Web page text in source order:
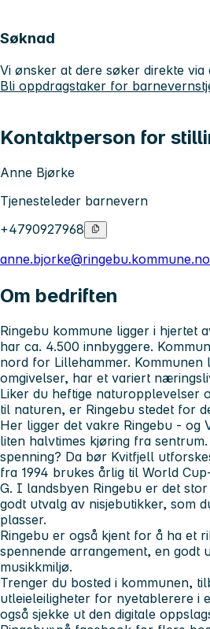
Søknad
Vi ønsker at dere søker direkte via
Bli oppdragstaker for
Kontaktperson for
Anne Bjørke
Tjenesteleder barnevern
+4790927968
anne.bjorke@ringebu.kommune.no
Om bedriften
Ringebu kommune ligger i hjertet
har ca. 4.500 innbyggere.
nord for Lillehammer. Kommunen
omgivelser, har et variert
Liker du heftige naturopplevelser
til naturen, er Ringebu stedet for
Her ligger det vakre Ringebu - og
liten halvtimes kjøring fra
spenning? Da bør Kvitfjell
fra 1994 brukes årlig til World
G. I landsbyen Ringebu er det
godt utvalg av nisjebutikker, som
plasser.
Ringebu er også kjent for å ha et
spennende arrangement, en godt
musikkmiljø.
Trenger du bosted i kommunen,
utleieleiligheter for nyetablerere i
også sjekke ut den digitale